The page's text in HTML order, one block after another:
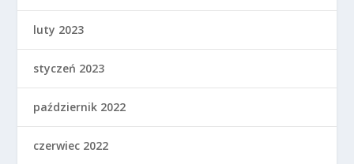
luty 2023
styczeń 2023
październik 2022
czerwiec 2022